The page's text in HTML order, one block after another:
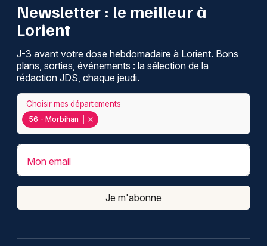
Newsletter : le meilleur à
Lorient
J-3 avant votre dose hebdomadaire à Lorient. Bons
plans, sorties, événements : la sélection de la
rédaction JDS, chaque jeudi.
56 - Morbihan
Choisir mes départements
Mon email
Je m'abonne